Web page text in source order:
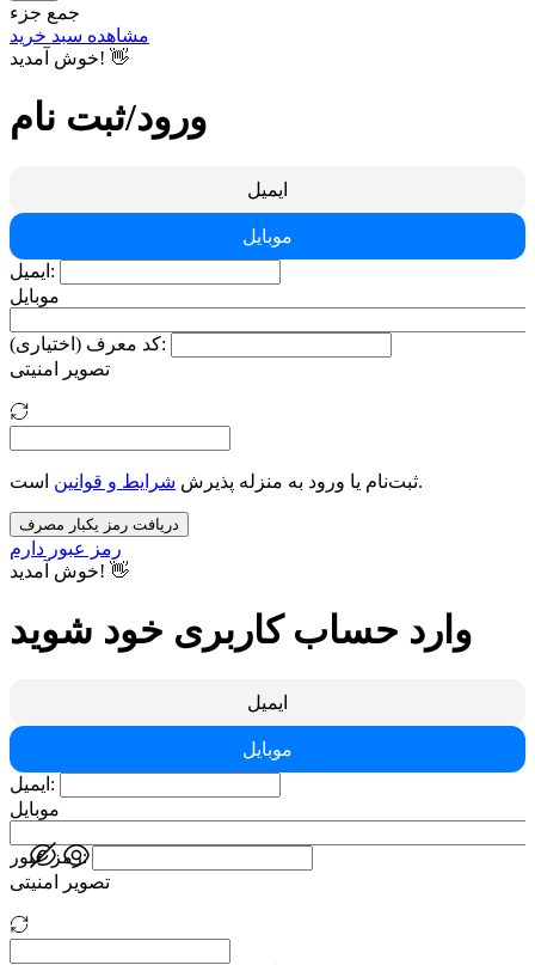
جمع جزء
مشاهده سبد خرید
خوش آمدید! 👋
ورود/ثبت نام
ایمیل
موبایل
ایمیل:
موبایل
کد معرف (اختیاری):
تصویر امنیتی
ثبت‌نام یا ورود به منزله پذیرش شرایط و قوانین است.
دریافت رمز یکبار مصرف
رمز عبور دارم
خوش آمدید! 👋
وارد حساب کاربری خود شوید
ایمیل
موبایل
ایمیل:
موبایل
رمز عبور:
تصویر امنیتی